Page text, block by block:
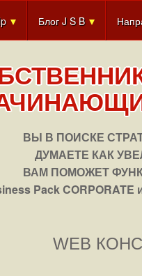
Блог J S B
ВЫ В ПОИСКЕ
ДУМАЕТЕ КАК
ВАМ ПОМОЖЕТ
Pack
WEB